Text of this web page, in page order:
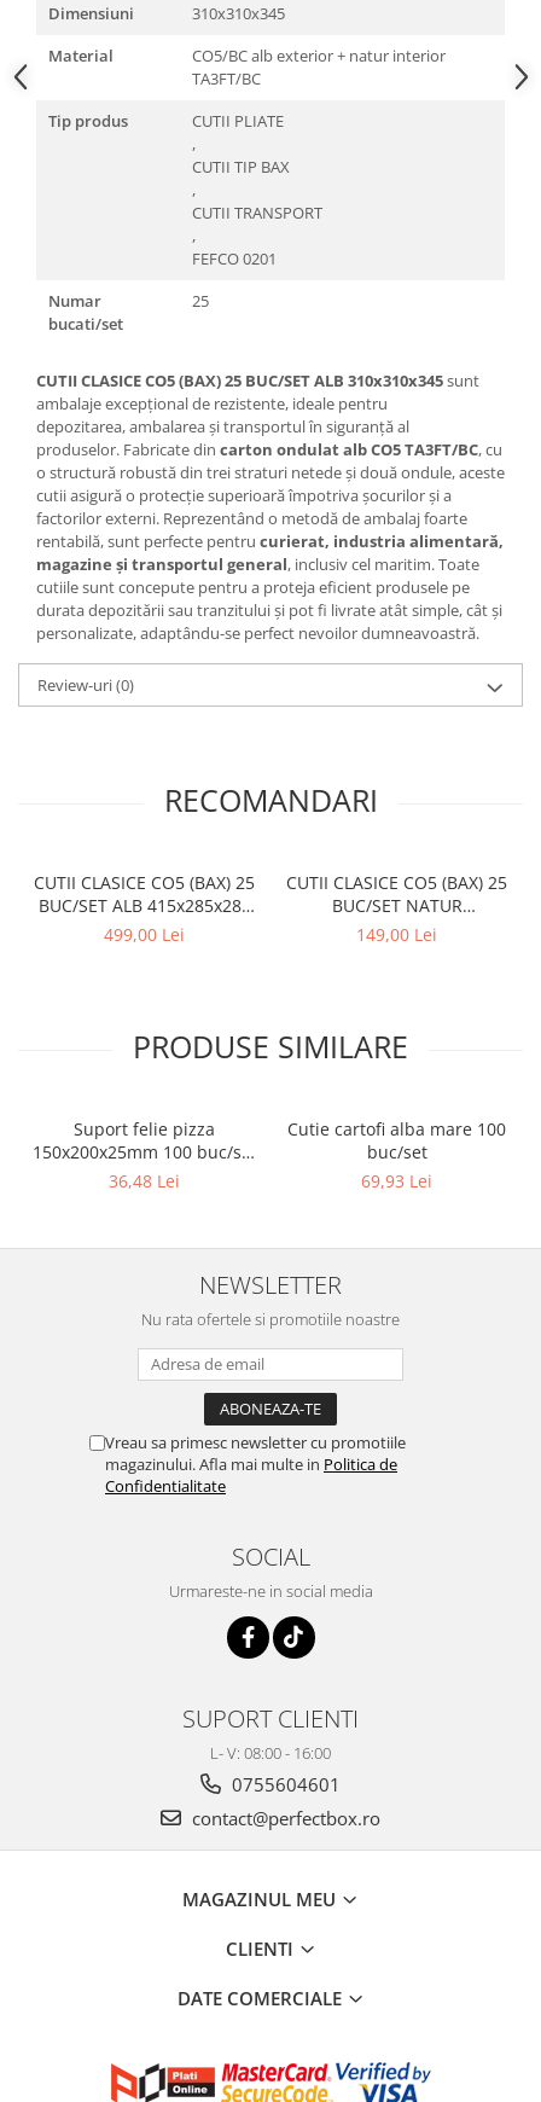
Dimensiuni
310x310x345
Material
CO5/BC alb exterior + natur interior
TA3FT/BC
Tip produs
CUTII PLIATE
,
CUTII TIP BAX
,
CUTII TRANSPORT
,
FEFCO 0201
Numar
bucati/set
25
CUTII CLASICE CO5 (BAX) 25 BUC/SET ALB 310x310x345sunt
ambalaje excepțional de rezistente, ideale pentru
depozitarea, ambalarea și transportul în siguranță al
produselor. Fabricate din carton ondulat alb CO5 TA3FT/BC, cu
o structură robustă din trei straturi netede și două ondule, aceste
cutii asigură o protecție superioară împotriva șocurilor și a
factorilor externi. Reprezentând o metodă de ambalaj foarte
rentabilă, sunt perfecte pentru curierat, industria alimentară,
magazine și transportul general, inclusiv cel maritim. Toate
cutiile sunt concepute pentru a proteja eficient produsele pe
durata depozitării sau tranzitului și pot fi livrate atât simple, cât și
personalizate, adaptându-se perfect nevoilor dumneavoastră.
Review-uri(0)
RECOMANDARI
CUTII CLASICE CO5 (BAX) 25
BUC/SET ALB 415x285x285
mm
499,00 Lei
CUTII CLASICE CO5 (BAX) 25
BUC/SET NATUR
200x200x150 mm
149,00 Lei
PRODUSE SIMILARE
Suport felie pizza
150x200x25mm 100 buc/set
Natur
36,48 Lei
Cutie cartofi alba mare 100
buc/set
69,93 Lei
NEWSLETTER
Nu rata ofertele si promotiile noastre
Vreau sa primesc newsletter cu promotiile
magazinului. Afla mai multe in Politica de
Confidentialitate
SOCIAL
Urmareste-ne in social media
SUPORT CLIENTI
L- V: 08:00 - 16:00
0755604601
contact@perfectbox.ro
MAGAZINUL MEU
CLIENTI
DATE COMERCIALE